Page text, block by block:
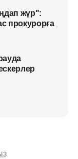
жүр":
прокурорға